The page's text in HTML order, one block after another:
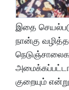
இதை
நான்கு
குறையும்